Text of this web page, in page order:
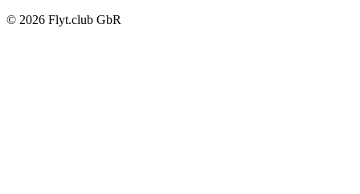
© 2026 Flyt.club GbR